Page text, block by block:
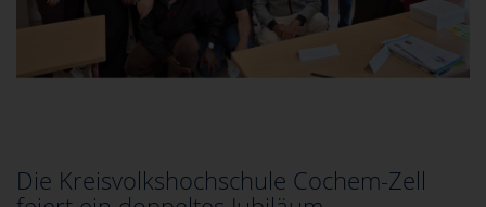
Die Kreisvolkshochschule Cochem-Zell